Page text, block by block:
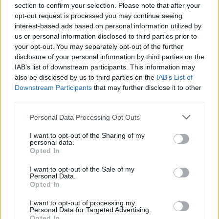
section to confirm your selection. Please note that after your
opt-out request is processed you may continue seeing
interest-based ads based on personal information utilized by
us or personal information disclosed to third parties prior to
your opt-out. You may separately opt-out of the further
disclosure of your personal information by third parties on the
IAB’s list of downstream participants. This information may
also be disclosed by us to third parties on the IAB’s List of
Downstream Participants that may further disclose it to other
Personal Data Processing Opt Outs
I want to opt-out of the Sharing of my
personal data.
Opted In
I want to opt-out of the Sale of my
Personal Data.
Opted In
I want to opt-out of processing my
Personal Data for Targeted Advertising.
Protesty: Hasiči včera zasahovali u devíti požárů
27.9.2000 10:05 | PRAHA (ČIA )
Hasičský záchranný sbor (HSZ)musel v úterý na území hlavního
města likvidovat celkem devět požárů, přičemž osm z nich bylo
dílem odpůrců globalizace. Jednalo se o požáry narychlo
vytvořených barikád a jeden zapálený osobní automobil. Okolní
domy naštěstí nebyly požáry zasaženy. ČIA to sdělil tiskový mluvčí
ředitelství HSZ Zdeněk Ráž. Pro zvýšení akceschopnosti posílil v
průběhu úterý HZS hl. m. Prahy jednotky o techniku a příslušníky
připraveny další jednotky," dodal Ráž. Na posílení bezpečnosti
Mezinárodního měnového fondu
Světové banky
byla v podvečerních hodinách vytvořena i dočasná
mobilní požární stanice na pražském Výstavišti, doplnil mluvčí.
Organizátoři Jiné zprávy včerejší boje v ulicích odsoudili
27.9.2000 08:15 | PRAHA (EkoList)
Včerejší boje v ulicích Prahy ve svém prohlášení ostře odsoudili
diskusí v evangelickém kostele sv. Salvátora. "
CEE Bankwatch
Network,Přátelé Země(Friends of the Earth) aMilostivé léto 2000